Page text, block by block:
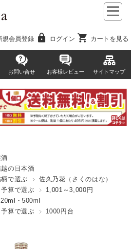
規会員登録 lock ログイン shopping_cart カートを見る
お問い合せ お客様レビュー サイトマップ
の日本酒
柄で選ぶ
佐久乃花（さくのはな）
予算で選ぶ
1,001～3,000円
・500ml
予算で選ぶ 1000円台